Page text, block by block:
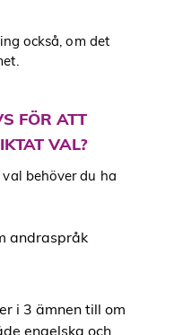
också, om det
FÖR ATT
VAL?
behöver du ha
andraspråk
i 3 ämnen till om
engelska och